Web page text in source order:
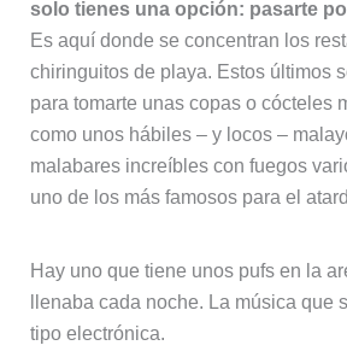
solo tienes una opción: pasarte
Es aquí donde se concentran los
chiringuitos de playa. Estos últimos
para tomarte unas copas o cócteles
como unos hábiles – y locos –
malabares increíbles con fuegos
uno de los más famosos para el
Hay uno que tiene unos pufs en la
llenaba cada noche. La música que
tipo electrónica.